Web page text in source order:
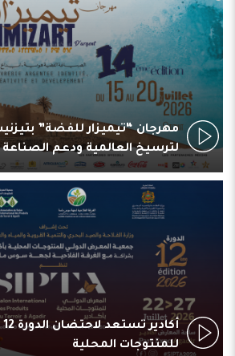
مهرجان “تيميزار للفضة”
لترسيخ العالمية ودعم الصناعة
للمنتوجات المحلية